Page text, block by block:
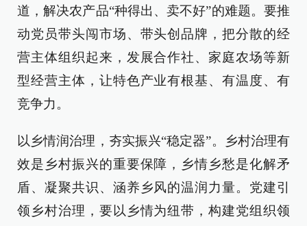
道，解决农产品“种得出、卖不好”的难题。要推
动党员带头闯市场、带头创品牌，把分散的经
营主体组织起来，发展合作社、家庭农场等新
型经营主体，让特色产业有根基、有温度、有
竞争力。
以乡情润治理，夯实振兴“稳定器”。乡村治理有
效是乡村振兴的重要保障，乡情乡愁是化解矛
盾、凝聚共识、涵养乡风的温润力量。党建引
领乡村治理，要以乡情为纽带，构建党组织领